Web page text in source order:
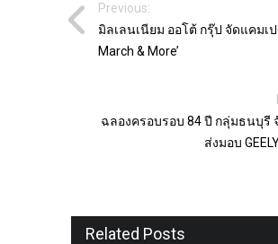
Previous:
มิลเลนเนียม ออโต้ กรุ๊ป จัดแคมเป
March & More’
ฉลองครอบรอบ 84 ปี กลุ่มธนบุรี
ส่งมอบ
Related Posts